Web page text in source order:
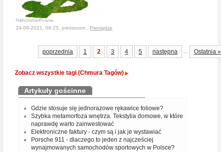
PublicDomainPictures
24-09-2021, 09:25, pressroom , Pieniądze
poprzednia 1 2 3 4 5 następna ... Ostatnia »
Zobacz wszystkie tagi (Chmura Tagów)
Artykuły gościnne
Gdzie stosuje się jednorazowe rękawice foliowe?
Szybka metamorfoza wnętrza. Tekstylia domowe, w które
naprawdę warto zainwestować
Elektroniczne faktury - czym są i jak je wystawiać
Porsche 911 - dlaczego to jeden z najcześciej
wynajmowanych samochodów sportowych w Polsce?